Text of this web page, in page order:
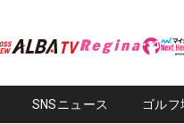
SNSニュース ゴルフ